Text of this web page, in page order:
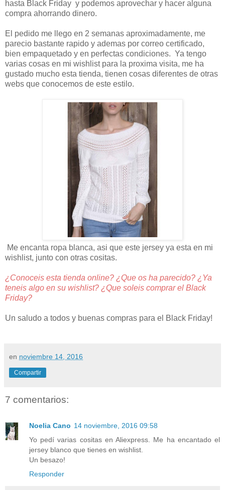
hasta Black Friday y podemos aprovechar y hacer alguna
compra ahorrando dinero.
El pedido me llego en 2 semanas aproximadamente, me
parecio bastante rapido y ademas por correo certificado,
bien empaquetado y en perfectas condiciones. Ya tengo
varias cosas en mi wishlist para la proxima visita, me ha
gustado mucho esta tienda, tienen cosas diferentes de otras
webs que conocemos de este estilo.
Me encanta ropa blanca, asi que este jersey ya esta en mi
wishlist, junto con otras cositas.
¿Conoceis esta tienda online? ¿Que os ha parecido? ¿Ya
teneis algo en su wishlist? ¿Que soleis comprar el Black
Friday?
Un saludo a todos y buenas compras para el Black Friday!
en noviembre 14, 2016
Compartir
7 comentarios:
Noelia Cano 14 noviembre, 2016 09:58
Yo pedí varias cositas en Aliexpress. Me ha encantado el
jersey blanco que tienes en wishlist.
Un besazo!
Responder